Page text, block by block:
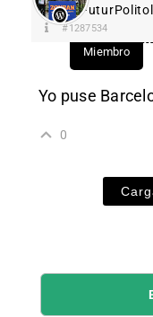
#1287534
Miembro
Yo puse
0